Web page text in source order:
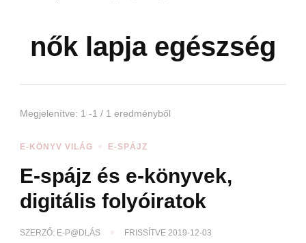
nők lapja egészség
Megjelenítve: 1 -1 / 1 eredményből
E-KÖNYV VILÁG E-SPÁJZ
E-spájz és e-könyvek,
digitális folyóiratok
SZERZŐ: E-P@DLÁS FRISSÍTVE 2019-12-03